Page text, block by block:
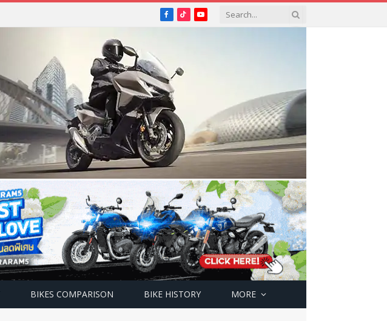
Facebook
TikTokYouTube
BIKES COMPARISON BIKE HISTORY MORE